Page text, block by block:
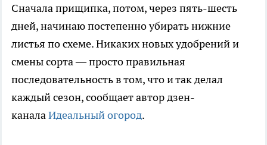
Сначала прищипка, потом, через пять-шесть
дней, начинаю постепенно убирать нижние
листья по схеме. Никаких новых удобрений и
смены сорта — просто правильная
последовательность в том, что и так делал
каждый сезон, сообщает автор дзен-
каналаИдеальный огород.